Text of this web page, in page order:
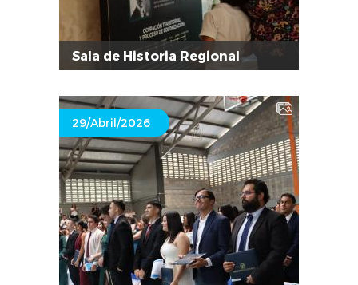
Sala de Historia Regional
29/Abril/2026